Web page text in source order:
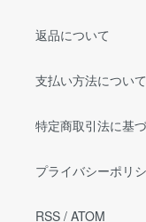
返品について
支払い方法について
特定商取引法に基
プライバシーポリ
RSS / ATOM